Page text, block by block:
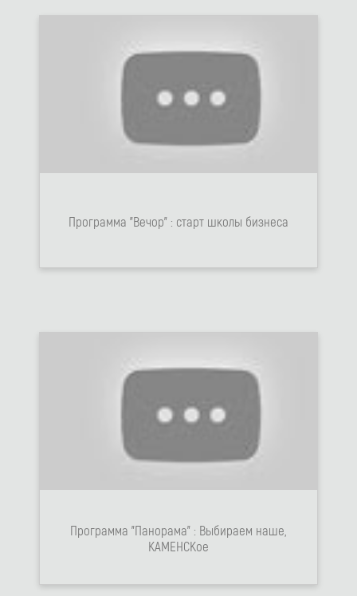
Программа "Вечор" : старт школы бизнеса
Программа "Панорама" : Выбираем наше,
КАМЕНСКое